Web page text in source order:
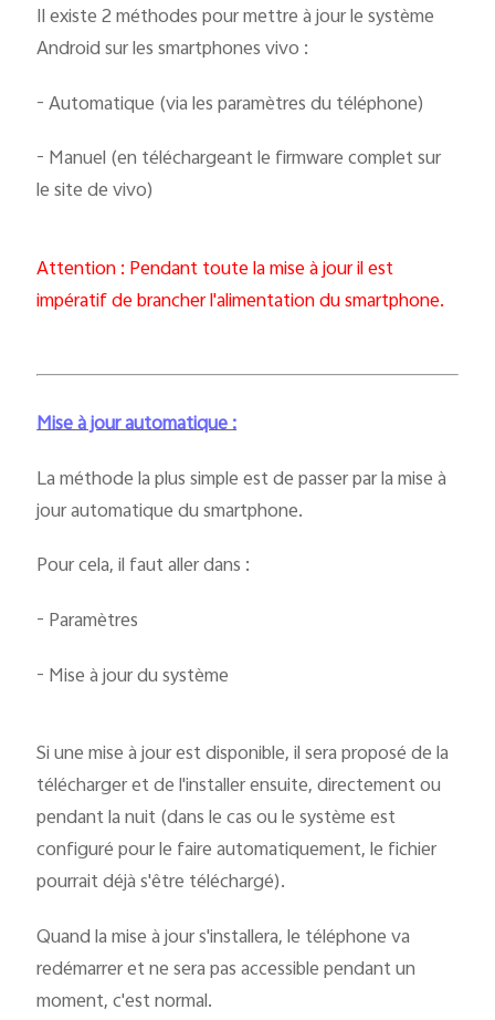
Il existe 2 méthodes pour mettre à jour le système
Android sur les smartphones vivo :
- Automatique (via les paramètres du téléphone)
- Manuel (en téléchargeant le firmware complet sur
le site de vivo)
Attention : Pendant toute la mise à jour il est
impératif de brancher l'alimentation du smartphone.
Mise à jour automatique :
La méthode la plus simple est de passer par la mise à
jour automatique du smartphone.
Pour cela, il faut aller dans :
- Paramètres
- Mise à jour du système
Si une mise à jour est disponible, il sera proposé de la
télécharger et de l'installer ensuite, directement ou
pendant la nuit (dans le cas ou le système est
configuré pour le faire automatiquement, le fichier
pourrait déjà s'être téléchargé).
Quand la mise à jour s'installera, le téléphone va
redémarrer et ne sera pas accessible pendant un
moment, c'est normal.